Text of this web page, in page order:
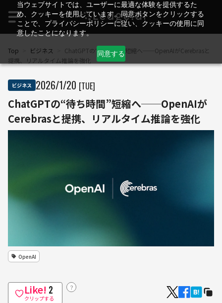
当ウェブサイトでは、ユーザーに最適な体験を提供するた
め、クッキーを使用しています。同意ボタンをクリックする
ことで、プライバシーポリシーに従い、クッキーの使用に同
意したことになります。
同意する
Top ビジネス
ChatGPTの“待ち時間”短縮へ──OpenAIがCerebrasと
提携、リアルタイム推論を強化
ビジネス 2026/1/20 [TUE]
ChatGPTの“待ち時間”短縮へ──OpenAIが
Cerebrasと提携、リアルタイム推論を強化
OpenAI
Like! 2
クリップする
？